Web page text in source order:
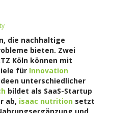
die nachhaltige
bieten. Zwei
Köln können mit
für Innovation
unterschiedlicher
bildet als SaaS-Startup
ab, isaac nutrition setzt
und